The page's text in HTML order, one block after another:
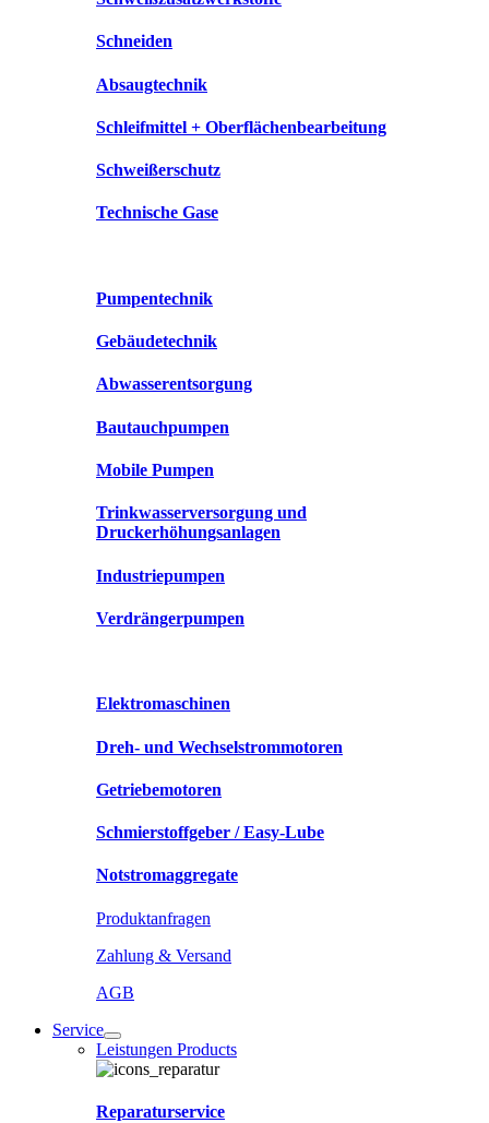
Schneiden
Absaugtechnik
Schleifmittel + Oberflächenbearbeitung
Schweißerschutz
Technische Gase
Pumpentechnik
Gebäudetechnik
Abwasserentsorgung
Bautauchpumpen
Mobile Pumpen
Trinkwasserversorgung und
Druckerhöhungsanlagen
Industriepumpen
Verdrängerpumpen
Elektromaschinen
Dreh- und Wechselstrommotoren
Getriebemotoren
Schmierstoffgeber / Easy-Lube
Notstromaggregate
Produktanfragen
Zahlung & Versand
AGB
Service
Leistungen Products
Reparaturservice